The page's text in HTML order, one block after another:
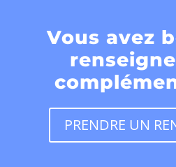
Vous avez
PRENDRE UN